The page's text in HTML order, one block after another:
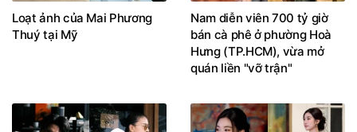
Loạt ảnh của Mai Phương
Thuý tại Mỹ
Nam diễn viên 700 tỷ giờ
bán cà phê ở phường Hoà
Hưng (TP.HCM), vừa mở
quán liền "vỡ trận"